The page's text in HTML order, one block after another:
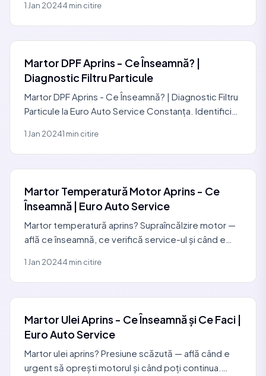
1 Jan 20244 min citire
Martor DPF Aprins - Ce Înseamnă? |
Diagnostic Filtru Particule
Martor DPF Aprins - Ce Înseamnă? | Diagnostic Filtru
Particule la Euro Auto Service Constanța. Identifici
1 Jan 20241 min citire
Martor Temperatură Motor Aprins - Ce
Înseamnă | Euro Auto Service
Martor temperatură aprins? Supraîncălzire motor —
află ce înseamnă, ce verifică service-ul și când e
1 Jan 20244 min citire
Martor Ulei Aprins - Ce Înseamnă și Ce Faci |
Euro Auto Service
Martor ulei aprins? Presiune scăzută — află când e
urgent să oprești motorul și când poți continua.